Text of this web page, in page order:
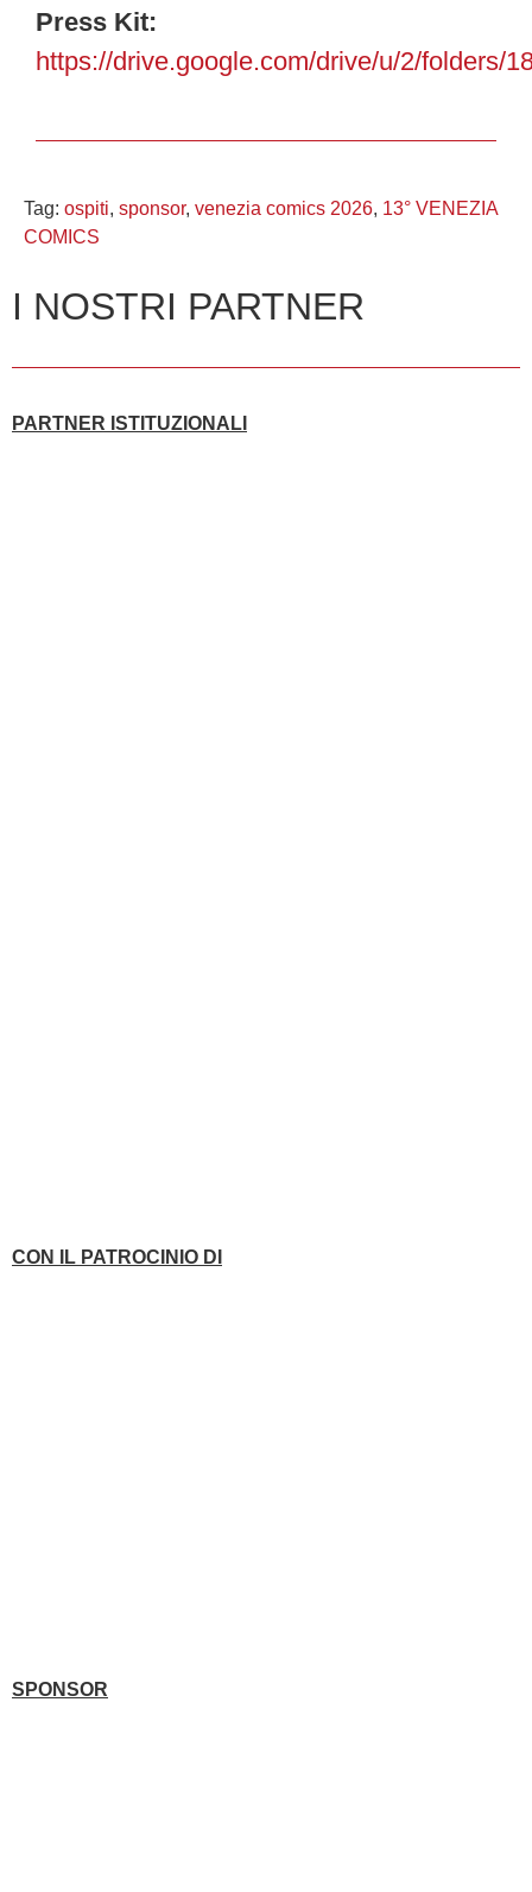
Press Kit:
https://drive.google.com/drive/u/2/folders/
Tag: ospiti, sponsor, venezia comics 2026, 13° VENEZIA
COMICS
I NOSTRI PARTNER
PARTNER ISTITUZIONALI
CON IL PATROCINIO DI
SPONSOR